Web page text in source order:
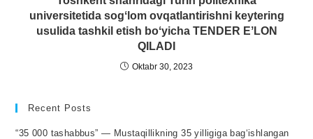
universitetida sogʻlom ovqatlantirishni keytering
usulida tashkil etish boʻyicha TENDER EʼLON
QILADI
Oktabr 30, 2023
Recent Posts
“35 000 tashabbus” — Mustaqillikning 35 yilligiga bagʻishlangan